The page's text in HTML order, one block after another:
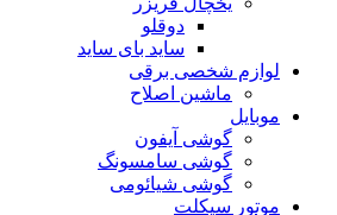
دوقلو
ساید بای ساید
لوازم شخصی برقی
ماشین اصلاح
موبایل
گوشی آیفون
گوشی سامسونگ
گوشی شیائومی
موتور سیکلت